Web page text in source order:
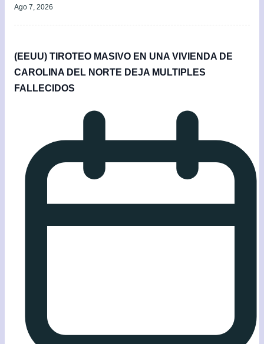
Ago 7, 2026
(EEUU) TIROTEO MASIVO EN UNA VIVIENDA DE
CAROLINA DEL NORTE DEJA MULTIPLES
FALLECIDOS